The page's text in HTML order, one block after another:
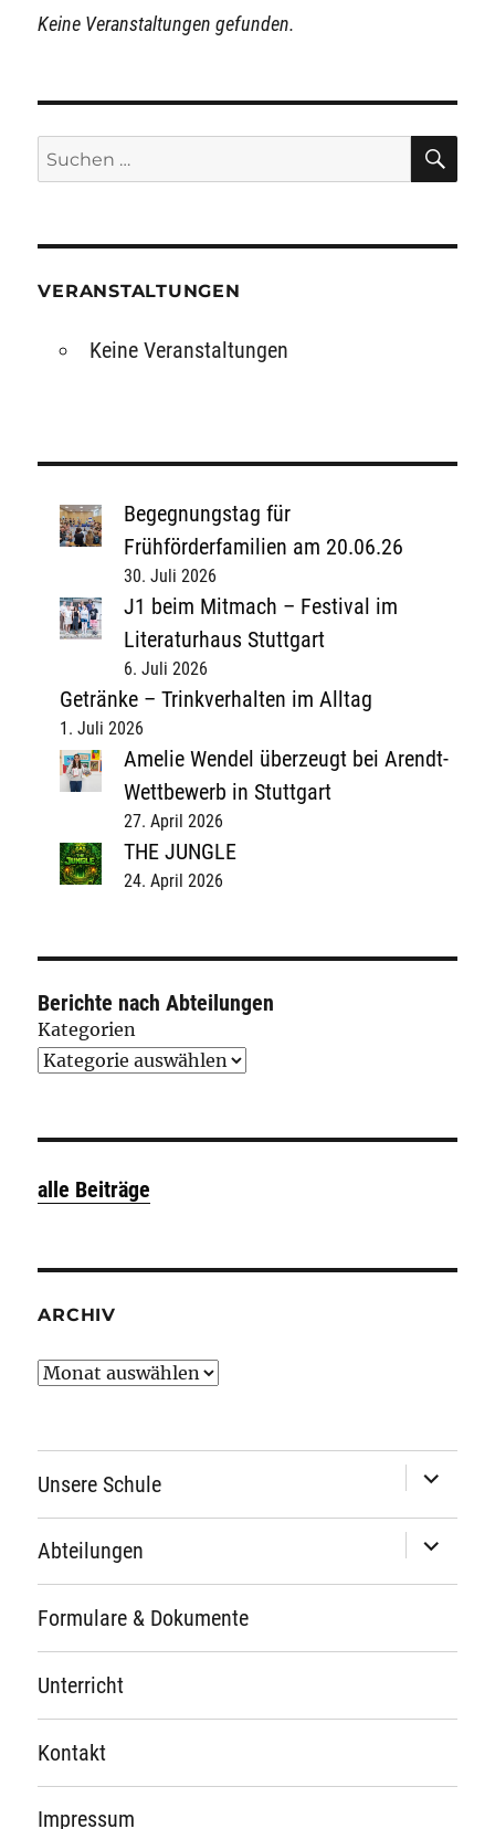
Keine Veranstaltungen gefunden.
Suchen
nach:
VERANSTALTUNGEN
Keine Veranstaltungen
Begegnungstag für
Frühförderfamilien am 20.06.26
30. Juli 2026
J1 beim Mitmach – Festival im
Literaturhaus Stuttgart
6. Juli 2026
Getränke – Trinkverhalten im Alltag
1. Juli 2026
Amelie Wendel überzeugt bei Arendt-
Wettbewerb in Stuttgart
27. April 2026
THE JUNGLE
24. April 2026
Berichte nach Abteilungen
Kategorien
alle Beiträge
ARCHIV
Archiv
Unsere Schule
öffnen
Abteilungen
öffnen
Formulare & Dokumente
Unterricht
Kontakt
Impressum